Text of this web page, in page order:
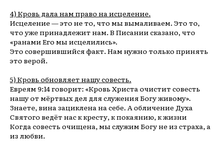
4) Кровь дала нам право на исцеление.
Исцеление — это не то, что мы вымаливаем. Это то,
что уже принадлежит нам. В Писании сказано, что
«ранами Его мы исцелились».
Это совершившийся факт. Нам нужно только принять
это верой.
5) Кровь обновляет нашу совесть.
Евреям 9:14 говорит: «Кровь Христа очистит совесть
нашу от мёртвых дел для служения Богу живому».
Знаете, вина зациклена на себе. А обличение Духа
Святого ведёт нас к кресту, к покаянию, к жизни
Когда совесть очищена, мы служим Богу не из страха, а
из любви.